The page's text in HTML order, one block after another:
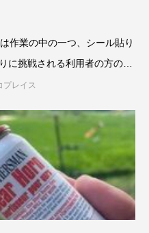
作業の中の一つ、シール貼り
に挑戦される利用者の方の
ニコプレイス